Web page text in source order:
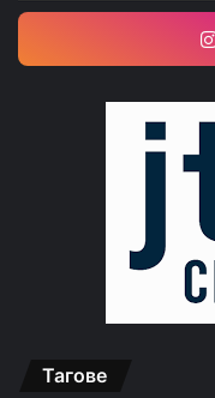
Тагове